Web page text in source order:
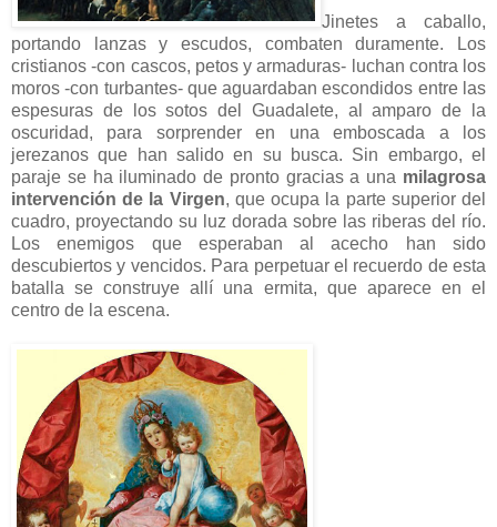
Jinetes a caballo,
portando lanzas y escudos, combaten duramente. Los
cristianos -con cascos, petos y armaduras- luchan contra los
moros -con turbantes- que aguardaban escondidos entre las
espesuras de los sotos del Guadalete, al amparo de la
oscuridad, para sorprender en una emboscada a los
jerezanos que han salido en su busca. Sin embargo, el
paraje se ha iluminado de pronto gracias a una milagrosa
intervención de la Virgen, que ocupa la parte superior del
cuadro, proyectando su luz dorada sobre las riberas del río.
Los enemigos que esperaban al acecho han sido
descubiertos y vencidos. Para perpetuar el recuerdo de esta
batalla se construye allí una ermita, que aparece en el
centro de la escena.